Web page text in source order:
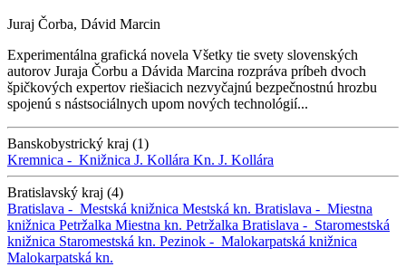
Juraj Čorba, Dávid Marcin
Experimentálna grafická novela Všetky tie svety slovenských
autorov Juraja Čorbu a Dávida Marcina rozpráva príbeh dvoch
špičkových expertov riešiacich nezvyčajnú bezpečnostnú hrozbu
spojenú s nástsociálnych upom nových technológií...
Banskobystrický kraj (1)
Kremnica - Knižnica J. Kollára Kn. J. Kollára
Bratislavský kraj (4)
Bratislava - Mestská knižnica Mestská kn. Bratislava - Miestna
knižnica Petržalka Miestna kn. Petržalka Bratislava - Staromestská
knižnica Staromestská kn. Pezinok - Malokarpatská knižnica
Malokarpatská kn.